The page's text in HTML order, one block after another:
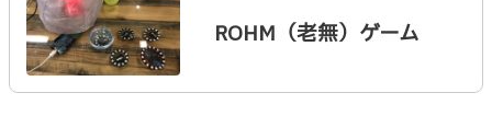
ROHM（老無）ゲーム